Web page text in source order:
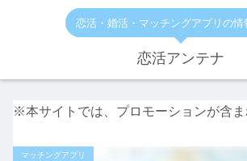
恋活・婚活・マッチングアプリの情
恋活アンテナ
※本サイトでは、プロモーションが含ま
マッチングアプリ